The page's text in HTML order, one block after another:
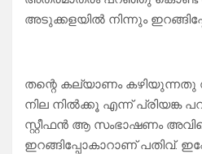
അടുക്കളയിൽ നിന്നും
തന്റെ കല്യാണം
നില നിൽക്കൂ എന്ന് പ്രിയങ്ക
സ്റ്റീഫൻ ആ സംഭാഷണം
ഇറങ്ങിപ്പോകാറാണ് പതിവ്.